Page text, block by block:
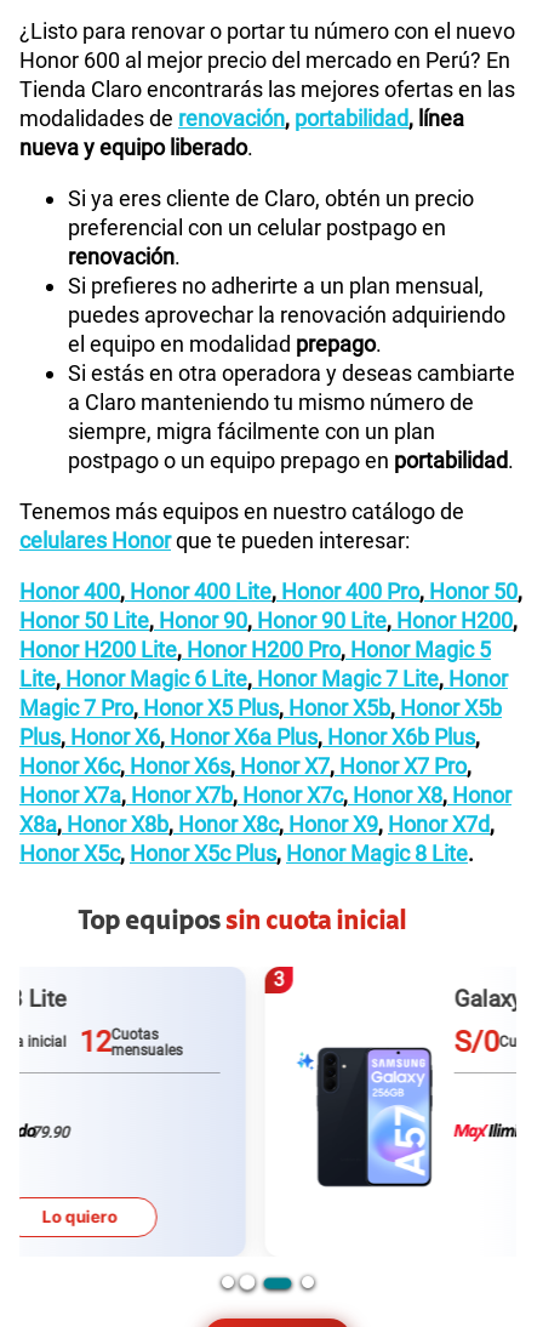
¿Listo para renovar o portar tu número con el nuevo
Honor 600 al mejor precio del mercado en Perú? En
Tienda Claro encontrarás las mejores ofertas en las
modalidades de renovación, portabilidad, línea
nueva y equipo liberado.
Si ya eres cliente de Claro, obtén un precio
preferencial con un celular postpago en
renovación.
Si prefieres no adherirte a un plan mensual,
puedes aprovechar la renovación adquiriendo
el equipo en modalidad prepago.
Si estás en otra operadora y deseas cambiarte
a Claro manteniendo tu mismo número de
siempre, migra fácilmente con un plan
postpago o un equipo prepago en portabilidad.
Tenemos más equipos en nuestro catálogo de
celulares Honorque te pueden interesar:
Honor 400, Honor 400 Lite, Honor 400 Pro, Honor 50,
Honor 50 Lite, Honor 90, Honor 90 Lite, Honor H200,
Honor H200 Lite, Honor H200 Pro, Honor Magic 5
Lite, Honor Magic 6 Lite, Honor Magic 7 Lite, Honor
Magic 7 Pro, Honor X5 Plus, Honor X5b, Honor X5b
Plus, Honor X6, Honor X6a Plus, Honor X6b Plus,
Honor X6c, Honor X6s, Honor X7, Honor X7 Pro,
Honor X7a, Honor X7b, Honor X7c, Honor X8, Honor
X8a, Honor X8b, Honor X8c, Honor X9, Honor X7d,
Honor X5c, Honor X5c Plus, Honor Magic 8 Lite.
Top equipossin cuota inicial
Galaxy A57
12mensuales